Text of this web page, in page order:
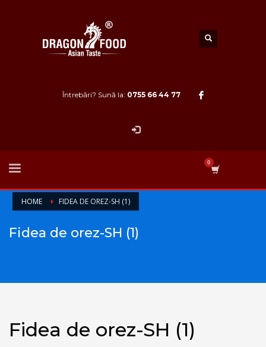
Întrebări? Sună la: 0755 66 44 77
HOME FIDEA DE OREZ-SH (1)
Fidea de orez-SH (1)
Fidea de orez-SH (1)